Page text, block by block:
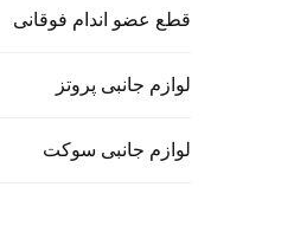
قطع عضو اندام فوقانی
لوازم جانبی پروتز
لوازم جانبی سوکت